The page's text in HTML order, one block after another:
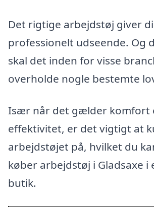
Det rigtige arbejdstøj giver
professionelt udseende. Og
skal det inden for visse
overholde nogle bestemte
Især når det gælder komfort
effektivitet, er det vigtigt at
arbejdstøjet på, hvilket du
køber arbejdstøj i Gladsaxe i
butik.